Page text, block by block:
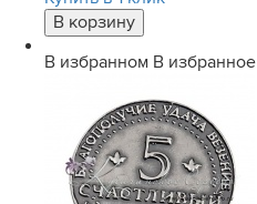
В избранном В избранное